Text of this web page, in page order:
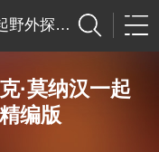
野外探奇》精编版
·莫纳汉一起
编版